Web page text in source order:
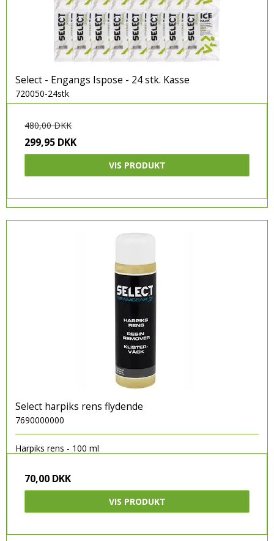
Select - Engangs Ispose - 24 stk. Kasse
720050-24stk
480,00 DKK
299,95 DKK
VIS PRODUKT
Select harpiks rens flydende
7690000000
Harpiks rens - 100 ml
70,00 DKK
VIS PRODUKT